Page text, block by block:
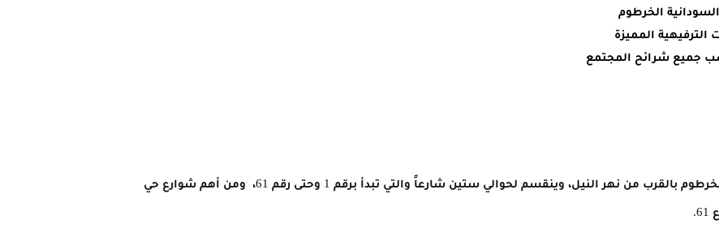
الخرطوم
الترفيهية المميزة
جميع شرائح المجتمع
يقع حي العمارات في أحد المواقع المميزة بالخرطوم بالقرب من نهر النيل، وينقسم لحوالي ستين شارعاً والتي تبدأ برقم 1 وحتى رقم 61، ومن أهم شوارع حي